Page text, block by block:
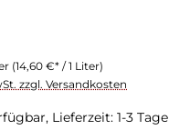
(14,60 €* / 1 Liter)
zzgl. Versandkosten
Lieferzeit: 1-3 Tage